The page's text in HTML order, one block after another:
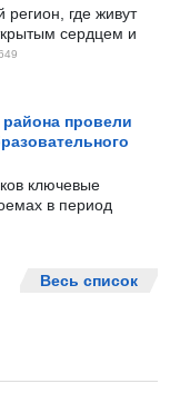
где живут
сердцем и
провели
ключевые
в период
Весь список